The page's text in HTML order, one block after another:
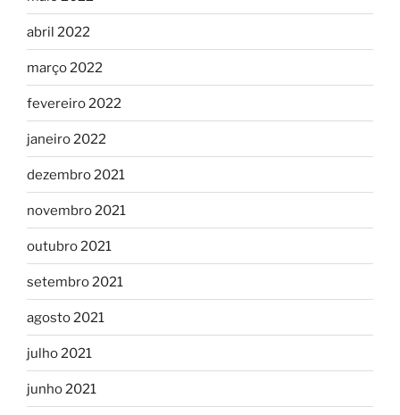
abril 2022
março 2022
fevereiro 2022
janeiro 2022
dezembro 2021
novembro 2021
outubro 2021
setembro 2021
agosto 2021
julho 2021
junho 2021